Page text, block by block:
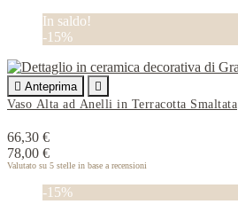
In saldo!
-15%
 Anteprima

Vaso Alta ad Anelli in Terracotta Smaltata
66,30 €
78,00 €
Valutato su 5 stelle in base a recensioni
-15%